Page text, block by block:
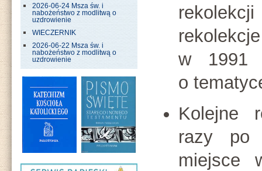
2026-06-24 Msza św. i
nabożeństwo z modlitwą o
uzdrowienie
WIECZERNIK
2026-06-22 Msza św. i
nabożeństwo z modlitwą o
uzdrowienie
w 1991
o
Kolejne
razy po
miejsce